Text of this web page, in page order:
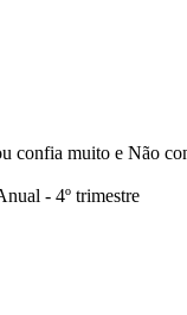
confia muito e Não
- 4º trimestre